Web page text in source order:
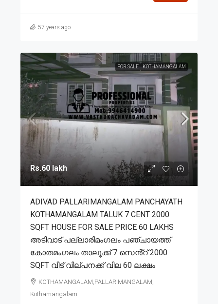
57 years ago
FOR SALE KOTHAMANGALAM
Rs.60 lakh
ADIVAD PALLARIMANGALAM PANCHAYATH
KOTHAMANGALAM TALUK 7 CENT 2000
SQFT HOUSE FOR SALE PRICE 60 LAKHS
അടിവാട് പല്ലാരിമംഗലം പഞ്ചായത്ത്
കോതമംഗലം താലൂക്ക് 7 സെൻ്റ് 2000
SQFT വീട് വില്പനക്ക് വില 60 ലക്ഷം
KOTHAMANGALAM,PALLARIMANGALAM,
Kothamangalam